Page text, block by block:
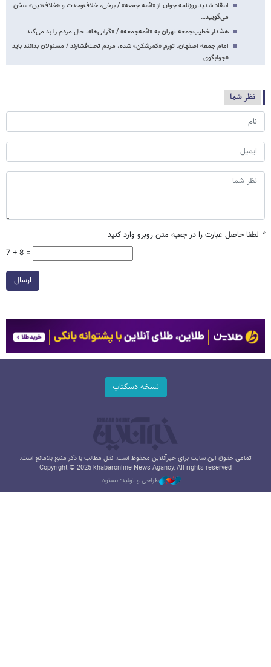
انتقاد شدید روزنامه جوان از «ائمه جمعه» / برخی، خلاف‌وحدت و «خلاف‌دین» سخن
می‌گویید…
هشدار خطیب‌جمعه تهران به «ائمه‌جمعه» / «گرانی‌ها»، حال مردم را بد می‌کند
امام جمعه اصفهان: تورم «کمرشکن» شده، مردم تحت‌فشارند / مسئولان بدانند باید
«جوابگوی…
نظر شما
* لطفا حاصل عبارت را در جعبه متن روبرو وارد کنید
7 + 8 =
ارسال
نسخه دسکتاپ
تمامی حقوق این سایت برای خبرآنلاین محفوظ است. نقل مطالب با ذکر منبع بلامانع است.
Copyright © 2025 khabaronline News Agancy, All rights reserved
طراحی و تولید: نستوه